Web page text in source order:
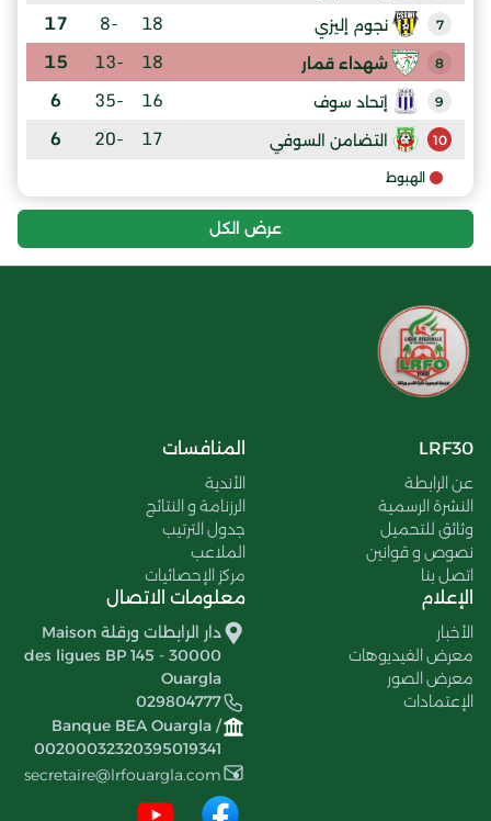
7 نجوم إليزي 18
-8
17
8 شهداء قمار 18
-13
15
9 إتحاد سوف 16
-35
6
10 التضامن السوفي 17
-20
6
الهبوط
عرض الكل
LRF30
عن الرابطة
النشرة الرسمية
وثائق للتحميل
نصوص و قوانين
اتصل بنا
المنافسات
الأندية
الرزنامة و النتائج
جدول الترتيب
الملاعب
مركز الإحصائيات
الإعلام
الأخبار
معرض الفيديوهات
معرض الصور
الإعتمادات
معلومات الاتصال
دار الرابطات ورقلة Maison
des ligues BP 145 - 30000
Ouargla
029804777
Banque BEA Ouargla /
00200032320395019341
secretaire@lrfouargla.com